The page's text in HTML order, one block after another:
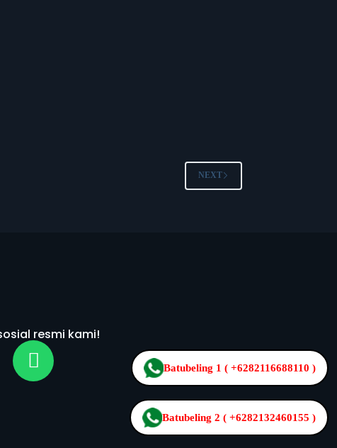
NEXT
resmi kami!
Batubeling 1 ( +6282116688110 )
Batubeling 2 ( +6282132460155 )